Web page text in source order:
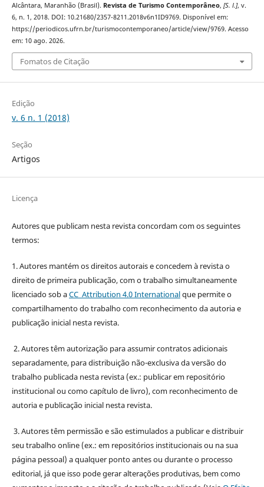
Alcântara, Maranhão (Brasil). Revista de Turismo Contemporâneo, [S. l.], v.
6, n. 1, 2018. DOI: 10.21680/2357-8211.2018v6n1ID9769. Disponível em:
https://periodicos.ufrn.br/turismocontemporaneo/article/view/9769. Acesso
em: 10 ago. 2026.
Fomatos de Citação
Edição
v. 6 n. 1 (2018)
Seção
Artigos
Licença
Autores que publicam nesta revista concordam com os seguintes
termos:
1. Autores mantém os direitos autorais e concedem à revista o
direito de primeira publicação, com o trabalho simultaneamente
licenciado sob aCC Attribution 4.0 Internationalque permite o
compartilhamento do trabalho com reconhecimento da autoria e
publicação inicial nesta revista.
2. Autores têm autorização para assumir contratos adicionais
separadamente, para distribuição não-exclusiva da versão do
trabalho publicada nesta revista (ex.: publicar em repositório
institucional ou como capítulo de livro), com reconhecimento de
autoria e publicação inicial nesta revista.
3. Autores têm permissão e são estimulados a publicar e distribuir
seu trabalho online (ex.: em repositórios institucionais ou na sua
página pessoal) a qualquer ponto antes ou durante o processo
editorial, já que isso pode gerar alterações produtivas, bem como